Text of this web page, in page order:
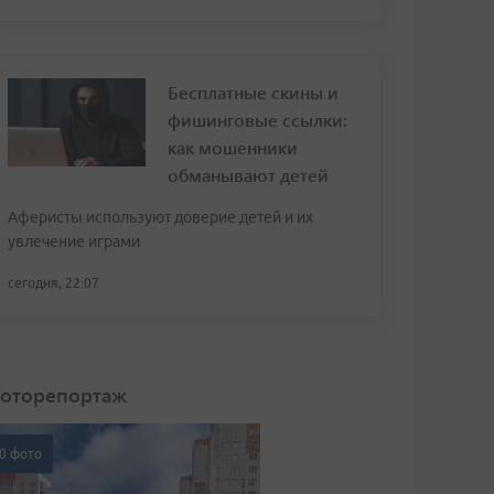
Бесплатные скины и
фишинговые ссылки:
как мошенники
обманывают детей
Аферисты используют доверие детей и их
увлечение играми
сегодня, 22:07
фото